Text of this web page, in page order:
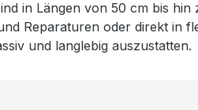
in Längen von 50 cm bis
Reparaturen oder direkt in
und langlebig auszustatten.